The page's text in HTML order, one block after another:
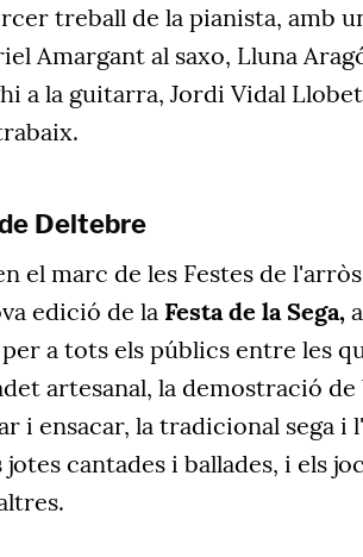
treball de la pianista, amb
Amargant al saxo, Lluna
a la guitarra, Jordi Vidal
Deltebre
el marc de les Festes de
edició de la Festa de la Sega,
a tots els públics entre les
artesanal, la demostració
i ensacar, la tradicional sega i
cantades i ballades, i els